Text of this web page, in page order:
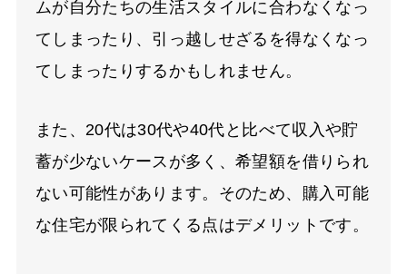
ムが自分たちの生活スタイルに合わなくなっ
てしまったり、引っ越しせざるを得なくなっ
てしまったりするかもしれません。
また、20代は30代や40代と比べて収入や貯
蓄が少ないケースが多く、希望額を借りられ
ない可能性があります。そのため、購入可能
な住宅が限られてくる点はデメリットです。